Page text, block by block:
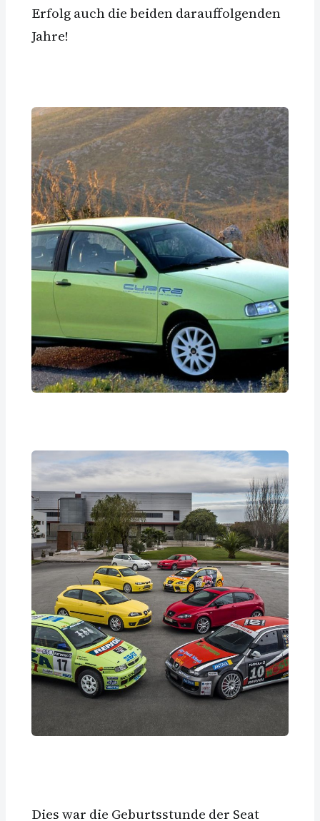
Erfolg auch die beiden darauffolgenden
Jahre!
Dies war die Geburtsstunde der Seat